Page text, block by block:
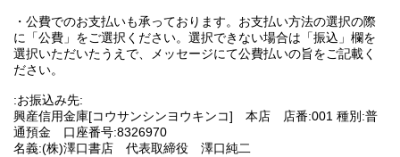
・公費でのお支払いも承っております。お支払い方法の選択の際
に「公費」をご選択ください。選択できない場合は「振込」欄を
選択いただいたうえで、メッセージにて公費払いの旨をご記載く
ださい。
:お振込み先:
興産信用金庫[コウサンシンヨウキンコ] 本店 店番:001 種別:普
通預金 口座番号:8326970
名義:(株)澤口書店 代表取締役 澤口純二